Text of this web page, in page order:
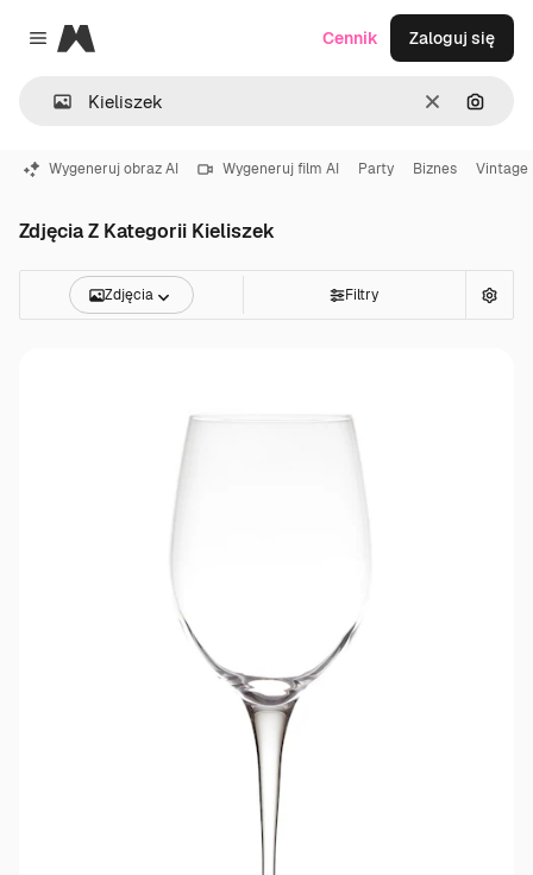
Close menu
Magnific
WyczyśćSzukaj
Cennik Zaloguj się
Wygeneruj obraz AI Wygeneruj film AI Party Biznes Vintage
Zdjęcia Z Kategorii Kieliszek
Zdjęcia Filtry